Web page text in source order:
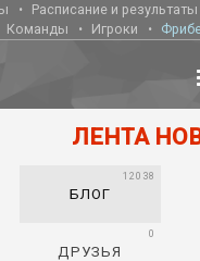
Расписание и результаты
Команды Игроки
ЛЕНТА
БЛОГ
12038
ДРУЗЬЯ
0